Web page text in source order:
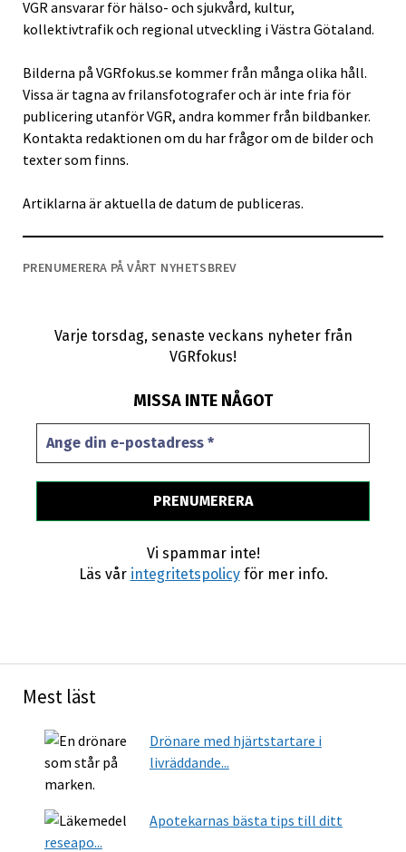
VGR ansvarar för hälso- och sjukvård, kultur,
kollektivtrafik och regional utveckling i Västra Götaland.
Bilderna på VGRfokus.se kommer från många olika håll.
Vissa är tagna av frilansfotografer och är inte fria för
publicering utanför VGR, andra kommer från bildbanker.
Kontakta redaktionen om du har frågor om de bilder och
texter som finns.
Artiklarna är aktuella de datum de publiceras.
PRENUMERERA PÅ VÅRT NYHETSBREV
Varje torsdag, senaste veckans nyheter från
VGRfokus!
MISSA INTE NÅGOT
Vi spammar inte!
Läs vår integritetspolicyför mer info.
Mest läst
Drönare med hjärtstartare i
livräddande...
Apotekarnas bästa tips till ditt
reseapo...